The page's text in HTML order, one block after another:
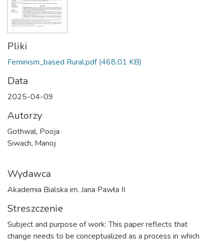
Pliki
Feminism_based Rural.pdf (468.01 KB)
Data
2025-04-09
Autorzy
Gothwal, Pooja
Siwach, Manoj
Wydawca
Akademia Bialska im. Jana Pawła II
Streszczenie
Subject and purpose of work: This paper reflects that
change needs to be conceptualized as a process in which